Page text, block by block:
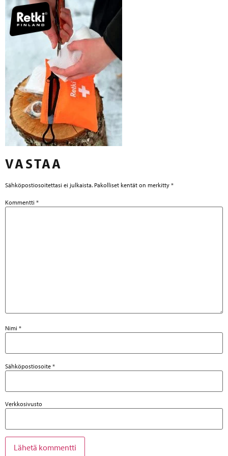
VASTAA
Sähköpostiosoitettasi ei julkaista. Pakolliset kentät on merkitty *
Kommentti *
Nimi *
Sähköpostiosoite *
Verkkosivusto